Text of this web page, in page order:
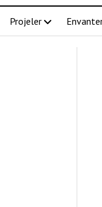
Projeler